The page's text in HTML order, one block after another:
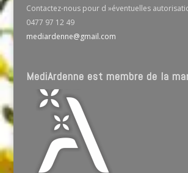
Contactez-nous pour d »éventuelles
0477 97 12 49
mediardenne@gmail.com
MediArdenne est membre de la